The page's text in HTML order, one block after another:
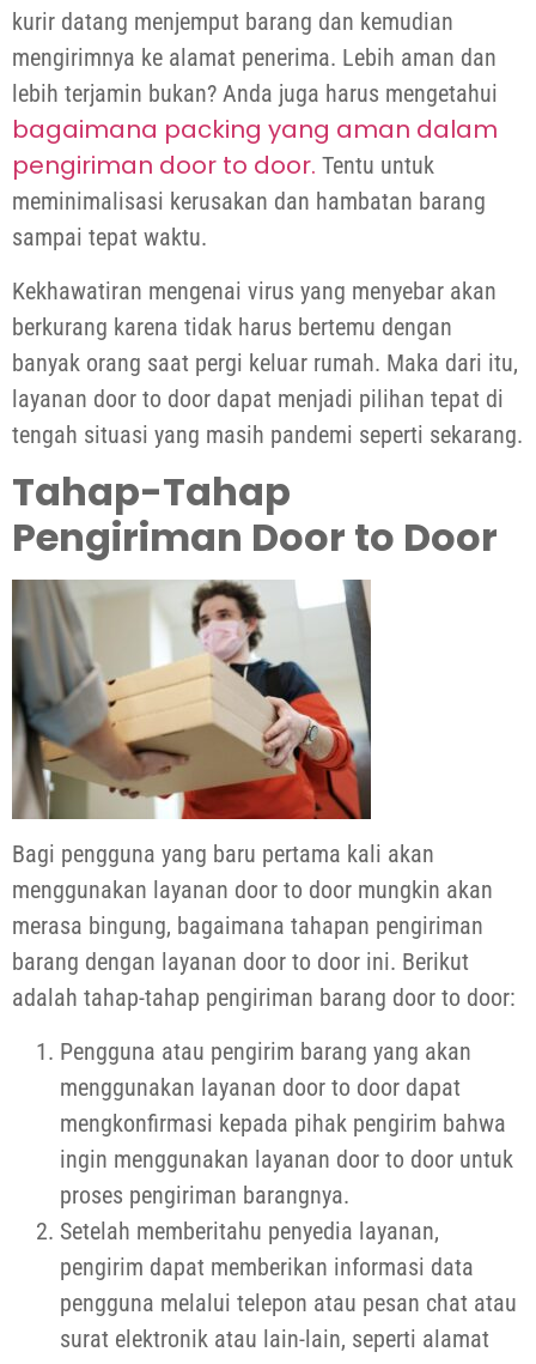
kurir datang menjemput barang dan kemudian
mengirimnya ke alamat penerima. Lebih aman dan
lebih terjamin bukan? Anda juga harus mengetahui
bagaimana packing yang aman dalam
pengiriman door to door. Tentu untuk
meminimalisasi kerusakan dan hambatan barang
sampai tepat waktu.
Kekhawatiran mengenai virus yang menyebar akan
berkurang karena tidak harus bertemu dengan
banyak orang saat pergi keluar rumah. Maka dari itu,
layanan door to door dapat menjadi pilihan tepat di
tengah situasi yang masih pandemi seperti sekarang.
Tahap-Tahap
Pengiriman Door to Door
Bagi pengguna yang baru pertama kali akan
menggunakan layanan door to door mungkin akan
merasa bingung, bagaimana tahapan pengiriman
barang dengan layanan door to door ini. Berikut
adalah tahap-tahap pengiriman barang door to door:
Pengguna atau pengirim barang yang akan
menggunakan layanan door to door dapat
mengkonfirmasi kepada pihak pengirim bahwa
ingin menggunakan layanan door to door untuk
proses pengiriman barangnya.
Setelah memberitahu penyedia layanan,
pengirim dapat memberikan informasi data
pengguna melalui telepon atau pesan chat atau
surat elektronik atau lain-lain, seperti alamat